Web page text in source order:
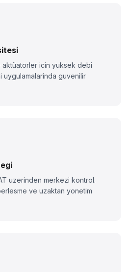
aktüatorler icin yuksek debi
uygulamalarinda guvenilir
uzerinden merkezi kontrol.
ve uzaktan yonetim